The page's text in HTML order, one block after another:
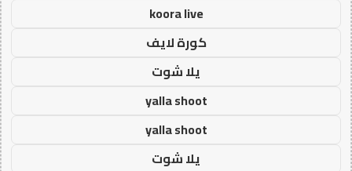
koora live
كورة لايف
يلا شوت
yalla shoot
yalla shoot
يلا شوت